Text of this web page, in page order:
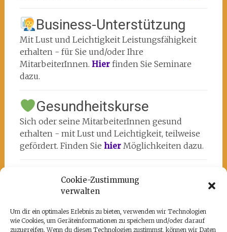
Cookie-Zustimmung
verwalten
Um dir ein optimales Erlebnis zu bieten, verwenden wir Technologien
wie Cookies, um Geräteinformationen zu speichern und/oder darauf
zuzugreifen. Wenn du diesen Technologien zustimmst, können wir Daten
Business-Unterstützung
Mit Lust und Leichtigkeit Leistungsfähigkeit
erhalten - für Sie und/oder Ihre
MitarbeiterInnen. Hier finden Sie Seminare
dazu.
Gesundheitskurse
Sich oder seine MitarbeiterInnen gesund
erhalten - mit Lust und Leichtigkeit, teilweise
gefördert. Finden Sie hier Möglichkeiten dazu.
Unsere Partner